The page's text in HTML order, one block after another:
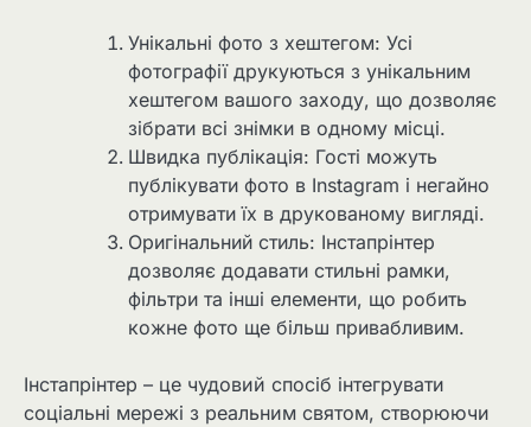
Унікальні фото з хештегом: Усі
фотографії друкуються з унікальним
хештегом вашого заходу, що дозволяє
зібрати всі знімки в одному місці.
Швидка публікація: Гості можуть
публікувати фото в Instagram і негайно
отримувати їх в друкованому вигляді.
Оригінальний стиль: Інстапрінтер
дозволяє додавати стильні рамки,
фільтри та інші елементи, що робить
кожне фото ще більш привабливим.
Інстапрінтер – це чудовий спосіб інтегрувати
соціальні мережі з реальним святом, створюючи